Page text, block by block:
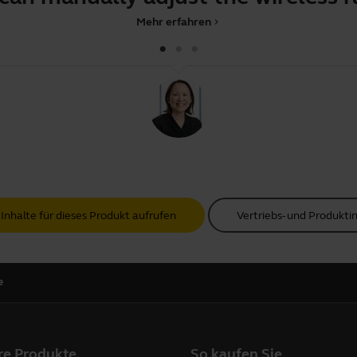
chevron_right
Mehr erfahren
für dieses Produkt aufrufen Vertriebs- und